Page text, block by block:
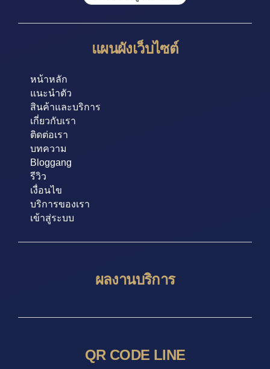
แผนผังเว็บไซต์
หน้าหลัก
แนะนำตัว
สินค้าและบริการ
เกี่ยวกับเรา
ติดต่อเรา
บทความ
Bloggang
รีวิว
เงื่อนไข
บริการของเรา
เข้าสู่ระบบ
ผลงานบริการ
QR CODE LINE